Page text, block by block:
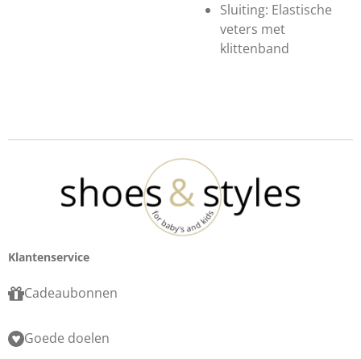
Sluiting: Elastische
veters met
klittenband
Klantenservice
Cadeaubonnen
Goede doelen